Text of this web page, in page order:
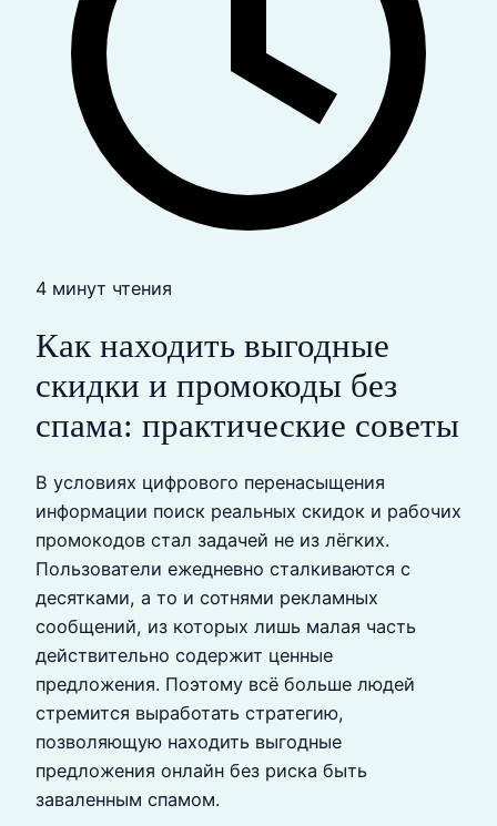
4 минут чтения
Как находить выгодные
скидки и промокоды без
спама: практические советы
В условиях цифрового перенасыщения
информации поиск реальных скидок и рабочих
промокодов стал задачей не из лёгких.
Пользователи ежедневно сталкиваются с
десятками, а то и сотнями рекламных
сообщений, из которых лишь малая часть
действительно содержит ценные
предложения. Поэтому всё больше людей
стремится выработать стратегию,
позволяющую находить выгодные
предложения онлайн без риска быть
заваленным спамом.